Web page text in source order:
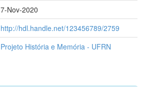
7-Nov-2020
http://hdl.handle.net/123456789/2759
Projeto História e Memória - UFRN